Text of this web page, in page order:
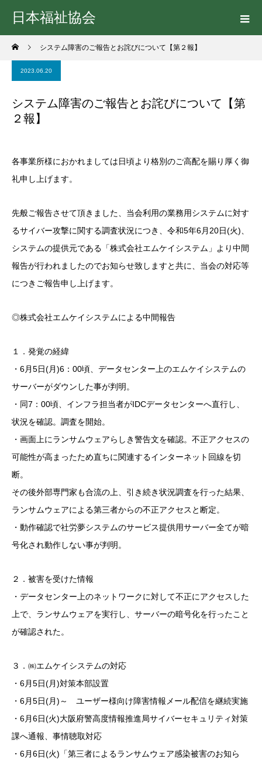
日本福祉協会
システム障害のご報告とお詫びについて【第２報】
2023.06.20
システム障害のご報告とお詫びについて【第
２報】
各事業所様におかれましては日頃より格別のご高配を賜り厚く御
礼申し上げます。
先般ご報告させて頂きました、当会利用の業務用システムに対す
るサイバー攻撃に関する調査状況につき、令和5年6月20日(火)、
システムの提供元である「株式会社エムケイシステム」より中間
報告が行われましたのでお知らせ致しますと共に、当会の対応等
につきご報告申し上げます。
◎株式会社エムケイシステムによる中間報告
１．発覚の経緯
・6月5日(月)6：00頃、データセンター上のエムケイシステムの
サーバーがダウンした事が判明。
・同7：00頃、インフラ担当者がIDCデータセンターへ直行し、
状況を確認。調査を開始。
・画面上にランサムウェアらしき警告文を確認。不正アクセスの
可能性が高まったため直ちに関連するインターネット回線を切
断。
その後外部専門家も合流の上、引き続き状況調査を行った結果、
ランサムウェアによる第三者からの不正アクセスと断定。
・動作確認で社労夢システムのサービス提供用サーバー全てが暗
号化され動作しない事が判明。
２．被害を受けた情報
・データセンター上のネットワークに対して不正にアクセスした
上で、ランサムウェアを実行し、サーバーの暗号化を行ったこと
が確認された。
３．㈱エムケイシステムの対応
・6月5日(月)対策本部設置
・6月5日(月)～ ユーザー様向け障害情報メール配信を継続実施
・6月6日(火)大阪府警高度情報推進局サイバーセキュリティ対策
課へ通報、事情聴取対応
・6月6日(火)「第三者によるランサムウェア感染被害のお知ら